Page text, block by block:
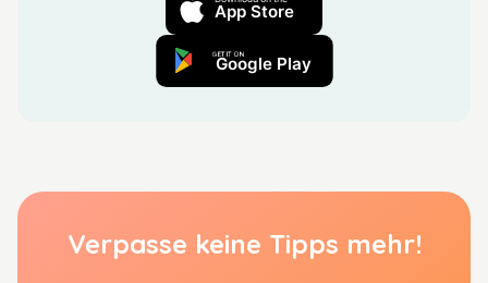
Verpasse keine Tipps mehr!